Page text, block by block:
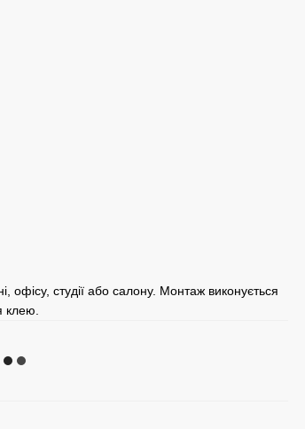
офісу, студії або салону. Монтаж виконується
клею.